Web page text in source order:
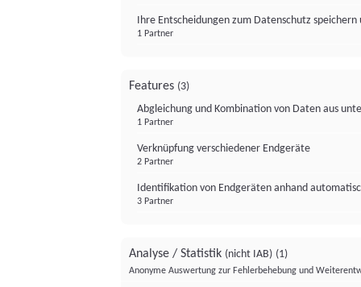
Ihre Entscheidungen zum Datenschutz
1 Partner
Features (3)
Abgleichung und Kombination von Daten aus
1 Partner
Verknüpfung verschiedener Endgeräte
2 Partner
Identifikation von Endgeräten anhand
3 Partner
Analyse / Statistik (nicht IAB) (1)
Anonyme Auswertung zur Fehlerbehebung und